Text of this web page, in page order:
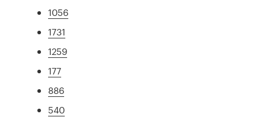
1056
1731
1259
177
886
540